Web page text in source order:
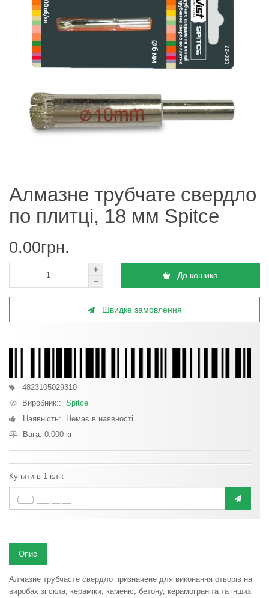
Алмазне трубчате свердло
по плитці, 18 мм Spitce
0.00грн.
До кошика
Швидке замовлення
4823105029310
Виробник:: Spitce
Наявність: Немає в наявності
Вага: 0.000 кг
Купити в 1 клік
Опис
Алмазне трубчасте свердло призначене для виконання отворів на
виробах зі скла, кераміки, каменю, бетону, керамограніта та інших